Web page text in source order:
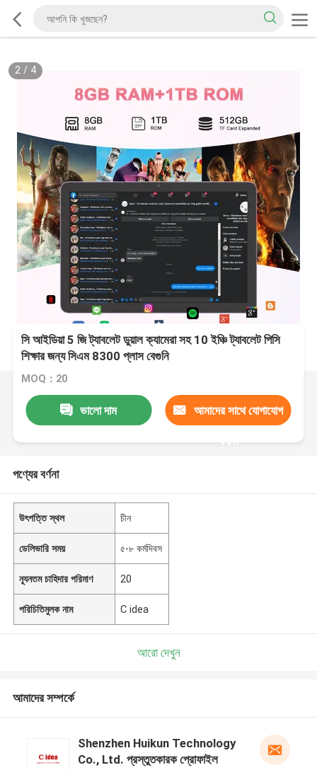
3/ 4
সি আইডিয়া 5 জি ট্যাবলেট ডুয়াল ক্যামেরা সহ 10 ইঞ্চি ট্যাবলেট পিসি
শিক্ষার জন্য সিএম 8300 প্লাস বেগুনি
MOQ：20
ভালো দাম আমাদের সাথে যোগাযোগ
করুন
পণ্যের বর্ণনা
উৎপত্তি স্থল চীন
ডেলিভারি সময় ৫-৮ কর্মদিবস
ন্যূনতম চাহিদার পরিমাণ 20
পরিচিতিমুলক নাম C idea
আরো দেখুন
আমাদের সম্পর্কে
Shenzhen Huikun Technology
Co., Ltd. প্রস্তুতকারক প্রোফাইল